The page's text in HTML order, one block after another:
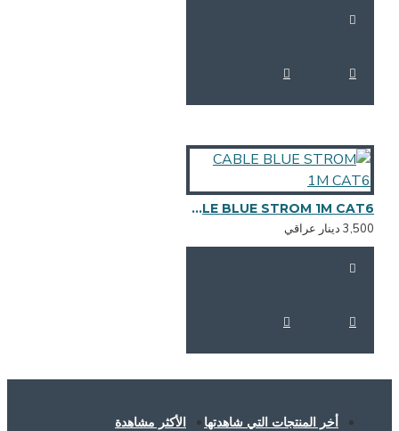
CABLE BLUE STROM 1M CAT6
دينار عراقي
أخر المنتجات التي شاهدتها الأكثر مشاهدة